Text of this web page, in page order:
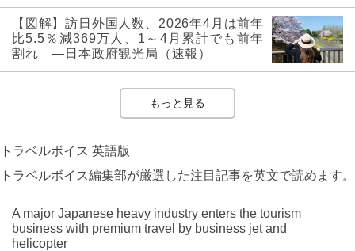
【図解】訪日外国人数、2026年4月は前年
比5.5％減369万人、1～4月累計でも前年
割れ ―日本政府観光局（速報）
もっと見る
トラベルボイス 英語版
トラベルボイス編集部が厳選した注目記事を英文で読めます。
A major Japanese heavy industry enters the tourism
business with premium travel by business jet and
helicopter